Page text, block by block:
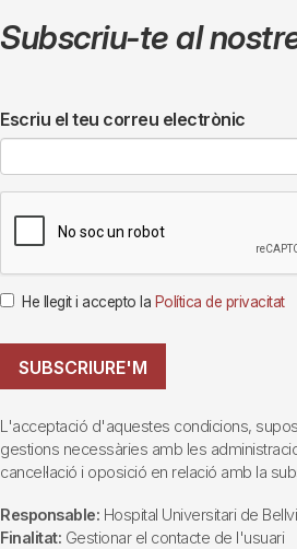
Subscriu-te al
Escriu el teu correu electrònic
He llegit i accepto la Política de privacitat
SUBSCRIURE'M
L'acceptació d'aquestes condicions,
gestions necessàries amb les
cancel·lació i oposició en relació amb la
Responsable: Hospital Universitari de
Finalitat: Gestionar el contacte de l'usuari